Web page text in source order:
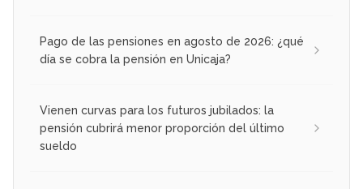
Pago de las pensiones en agosto de 2026: ¿qué
día se cobra la pensión en Unicaja?
Vienen curvas para los futuros jubilados: la
pensión cubrirá menor proporción del último
sueldo